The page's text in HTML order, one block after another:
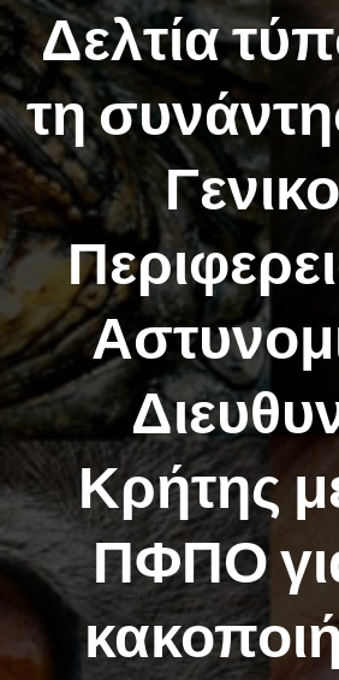
Δελτία
τη
Κρήτης
ΠΦΠΟ